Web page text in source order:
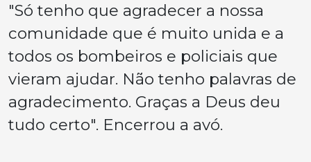
"Só tenho que agradecer a nossa
comunidade que é muito unida e a
todos os bombeiros e policiais que
vieram ajudar. Não tenho palavras de
agradecimento. Graças a Deus deu
tudo certo". Encerrou a avó.